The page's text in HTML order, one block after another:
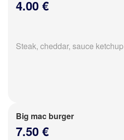
4.00 €
Steak, cheddar, sauce ketchup
Big mac burger
7.50 €